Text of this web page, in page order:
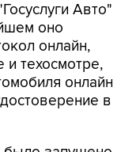
Авто"
оно
онлайн,
и техосмотре,
онлайн
в